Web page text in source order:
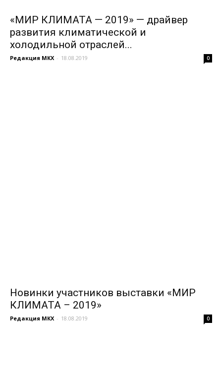
«МИР КЛИМАТА — 2019» — драйвер
развития климатической и
холодильной отраслей...
Редакция МКХ - 18.08.2019 0
Новинки участников выставки «МИР
КЛИМАТА – 2019»
Редакция МКХ - 18.08.2019 0